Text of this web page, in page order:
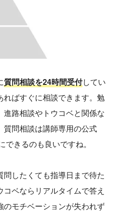
質問相談を24時間受付してい
ればすぐに相談できます。勉
路相談やトウコベと関係な
質問相談は講師専用の公式
きるのも良いですね。
したくても指導日まで待た
ベならリアルタイムで答え
モチベーションが失われず